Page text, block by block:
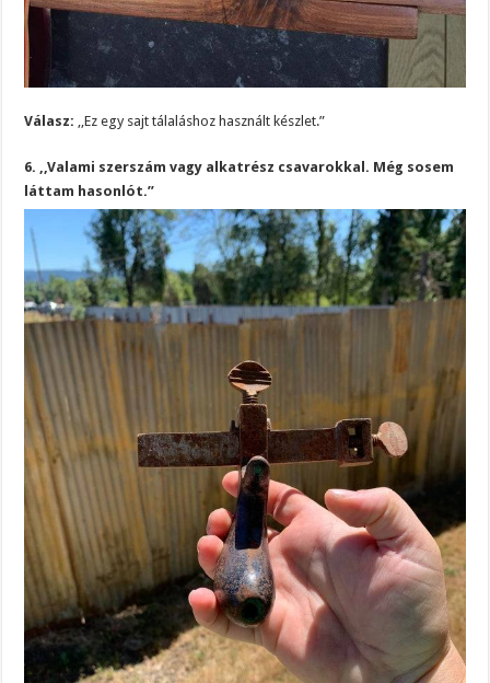
Válasz: ,,Ez egy sajt tálaláshoz használt készlet.”
6. ,,Valami szerszám vagy alkatrész csavarokkal. Még sosem
láttam hasonlót.”